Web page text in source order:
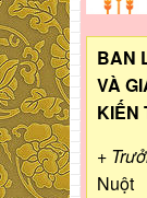
BAN
VÀ
KIẾN
+
Nuột